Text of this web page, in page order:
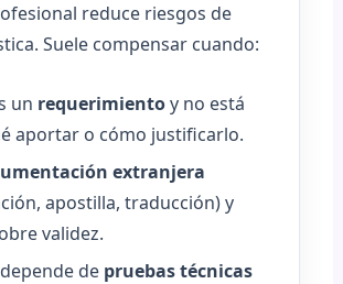
reduce riesgos de
Suele compensar cuando:
un requerimientoy no está
aportar o cómo justificarlo.
extranjera
apostilla, traducción) y
validez.
de pruebas técnicas